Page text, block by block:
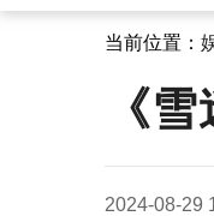
当前位置：
《
2024-08-29